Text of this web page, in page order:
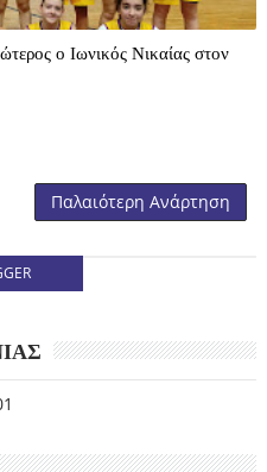
ο Ιωνικός Νικαίας στον
Παλαιότερη Ανάρτηση